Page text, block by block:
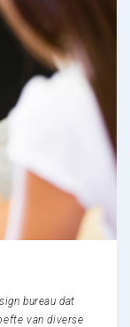
bureau dat
van diverse